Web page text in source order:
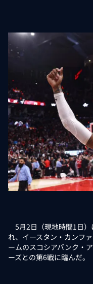
5月2日（現地時間1日）
れ、イースタン・カンフ
ームのスコシアバンク・
ーズとの第6戦に臨んだ。